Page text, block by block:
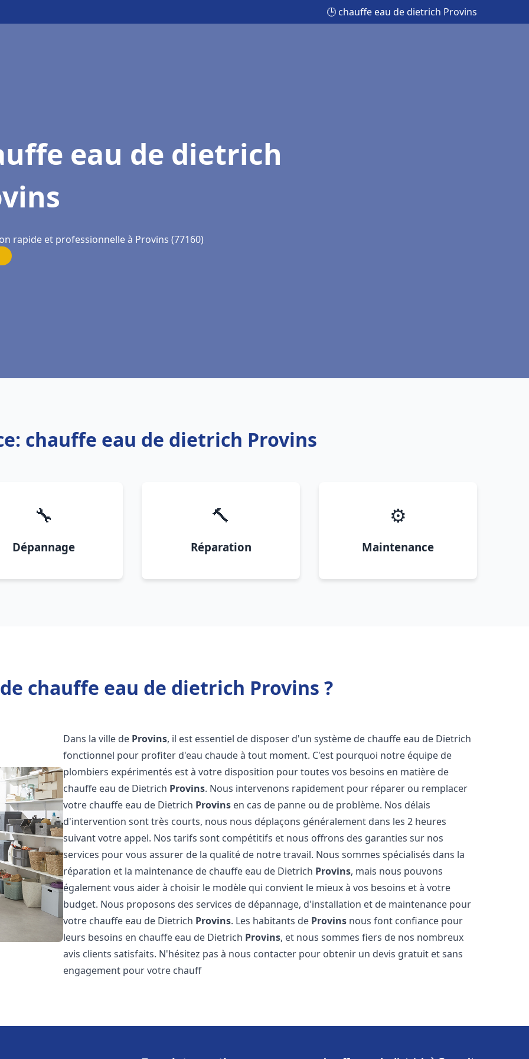
🕒 chauffe eau de dietrich Provins
eau de dietrich
rapide et professionnelle à Provins (77160)
chauffe eau de dietrich Provins
🔧
Dépannage
🔨
Réparation
⚙️
Maintenance
chauffe eau de dietrich Provins ?
Dans la ville de Provins, il est essentiel de disposer d'un système de chauffe eau de Dietrich
fonctionnel pour profiter d'eau chaude à tout moment. C'est pourquoi notre équipe de
plombiers expérimentés est à votre disposition pour toutes vos besoins en matière de
chauffe eau de Dietrich Provins. Nous intervenons rapidement pour réparer ou remplacer
votre chauffe eau de Dietrich Provins en cas de panne ou de problème. Nos délais
d'intervention sont très courts, nous nous déplaçons généralement dans les 2 heures
suivant votre appel. Nos tarifs sont compétitifs et nous offrons des garanties sur nos
services pour vous assurer de la qualité de notre travail. Nous sommes spécialisés dans la
réparation et la maintenance de chauffe eau de Dietrich Provins, mais nous pouvons
également vous aider à choisir le modèle qui convient le mieux à vos besoins et à votre
budget. Nous proposons des services de dépannage, d'installation et de maintenance pour
votre chauffe eau de Dietrich Provins. Les habitants de Provins nous font confiance pour
leurs besoins en chauffe eau de Dietrich Provins, et nous sommes fiers de nos nombreux
avis clients satisfaits. N'hésitez pas à nous contacter pour obtenir un devis gratuit et sans
engagement pour votre chauff